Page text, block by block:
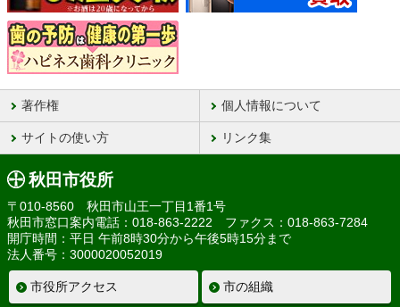
著作権 個人情報について
サイトの使い方 リンク集
秋田市役所
〒010-8560 秋田市山王一丁目1番1号
秋田市窓口案内電話：018-863-2222 ファクス：018-863-7284
開庁時間：平日 午前8時30分から午後5時15分まで
法人番号：3000020052019
市役所アクセス 市の組織